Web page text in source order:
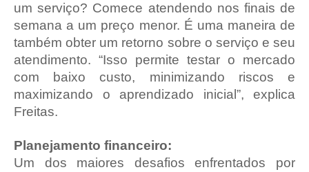
um serviço? Comece atendendo nos finais de
semana a um preço menor. É uma maneira de
também obter um retorno sobre o serviço e seu
atendimento. “Isso permite testar o mercado
com baixo custo, minimizando riscos e
maximizando o aprendizado inicial”, explica
Freitas.
Planejamento financeiro:
Um dos maiores desafios enfrentados por